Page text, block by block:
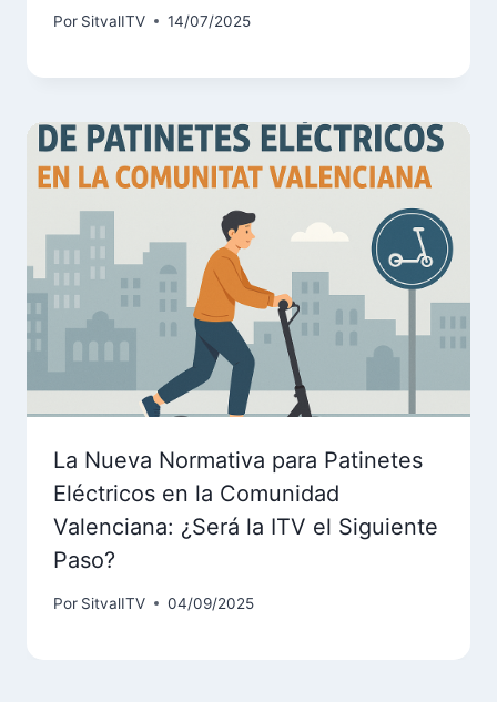
Por SitvalITV 14/07/2025
La Nueva Normativa para Patinetes
Eléctricos en la Comunidad
Valenciana: ¿Será la ITV el Siguiente
Paso?
Por SitvalITV 04/09/2025